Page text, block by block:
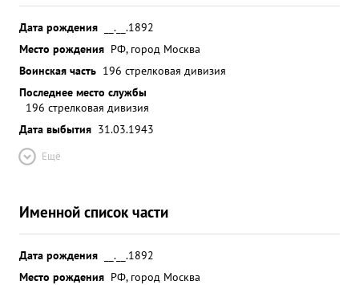
Дата рождения
__.__.1892
Место рождения РФ, город Москва
Воинская часть 196 стрелковая дивизия
Последнее место службы
196 стрелковая дивизия
Дата выбытия 31.03.1943
Ещё
Именной список части
Дата рождения
__.__.1892
Место рождения РФ, город Москва